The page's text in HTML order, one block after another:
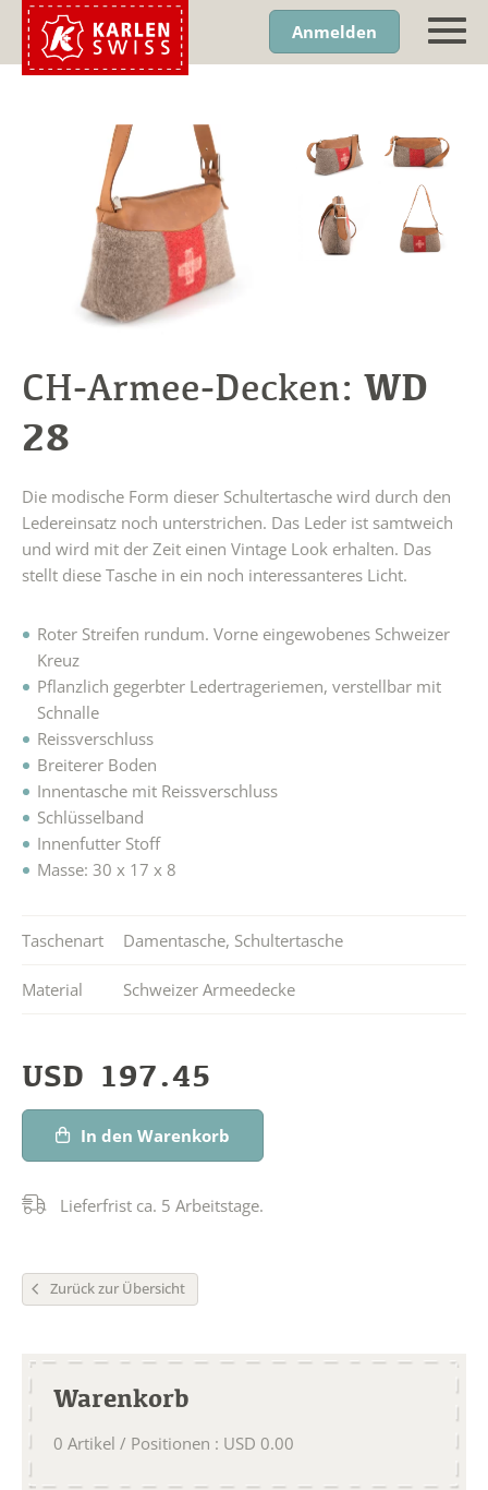
Anmelden
CH-Armee-Decken: WD
28
Die modische Form dieser Schultertasche wird durch den
Ledereinsatz noch unterstrichen. Das Leder ist samtweich
und wird mit der Zeit einen Vintage Look erhalten. Das
stellt diese Tasche in ein noch interessanteres Licht.
Roter Streifen rundum. Vorne eingewobenes Schweizer
Kreuz
Pflanzlich gegerbter Ledertrageriemen, verstellbar mit
Schnalle
Reissverschluss
Breiterer Boden
Innentasche mit Reissverschluss
Schlüsselband
Innenfutter Stoff
Masse: 30 x 17 x 8
Taschenart Damentasche, Schultertasche
Material Schweizer Armeedecke
USD 197.45
In den Warenkorb
Lieferfrist ca. 5 Arbeitstage.
Zurück zur Übersicht
Warenkorb
0 Artikel / Positionen : USD 0.00